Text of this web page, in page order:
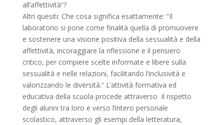
all’affettività“?
Altri quesiti: Che cosa significa esattamente: “Il
laboratorio si pone come finalità quella di promuovere
e sostenere una visione positiva della sessualità e della
affettività, incoraggiare la riflessione e il pensiero
critico, per compiere scelte informate e libere sulla
sessualità e nelle relazioni, facilitando l’inclusività e
valorizzando le diversità.” L’attività formativa ed
educativa della scuola procede attraverso il rispetto
degli alunni tra loro e verso l’intero personale
scolastico, attraverso gli esempi della letteratura,